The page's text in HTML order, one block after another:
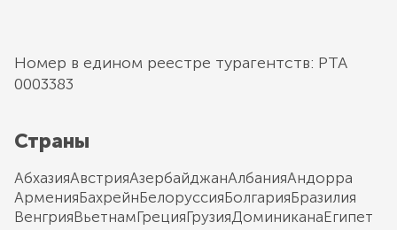
Номер в едином реестре турагентств: РТА
0003383
Страны
АбхазияАвстрияАзербайджанАлбанияАндорра
АрменияБахрейнБелоруссияБолгарияБразилия
ВенгрияВьетнамГрецияГрузияДоминиканаЕгипет